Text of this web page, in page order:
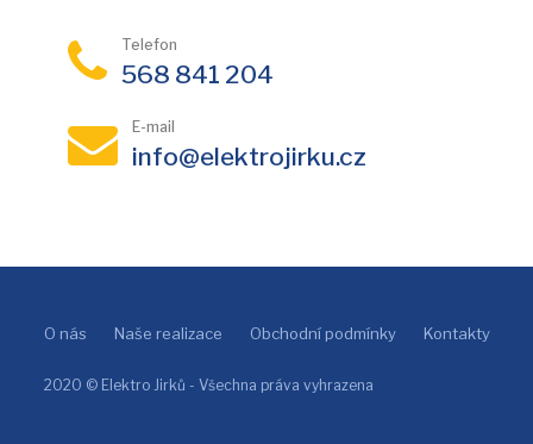
Telefon
568 841 204
E-mail
info@elektrojirku.cz
O nás Naše realizace Obchodní podmínky Kontakty
2020 © Elektro Jirků - Všechna práva vyhrazena